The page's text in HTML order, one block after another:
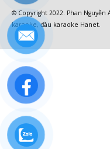
© Copyright 2022. Phan Nguyễn
karaoke,đầu karaoke Hanet.